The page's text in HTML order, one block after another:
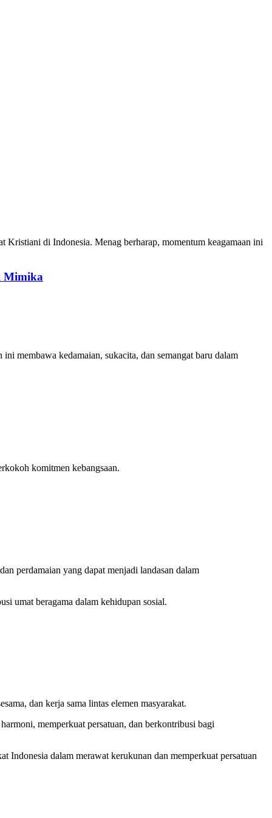
Kristiani di Indonesia. Menag berharap, momentum keagamaan ini
Mimika
membawa kedamaian, sukacita, dan semangat baru dalam
komitmen kebangsaan.
perdamaian yang dapat menjadi landasan dalam
umat beragama dalam kehidupan sosial.
dan kerja sama lintas elemen masyarakat.
memperkuat persatuan, dan berkontribusi bagi
Indonesia dalam merawat kerukunan dan memperkuat persatuan